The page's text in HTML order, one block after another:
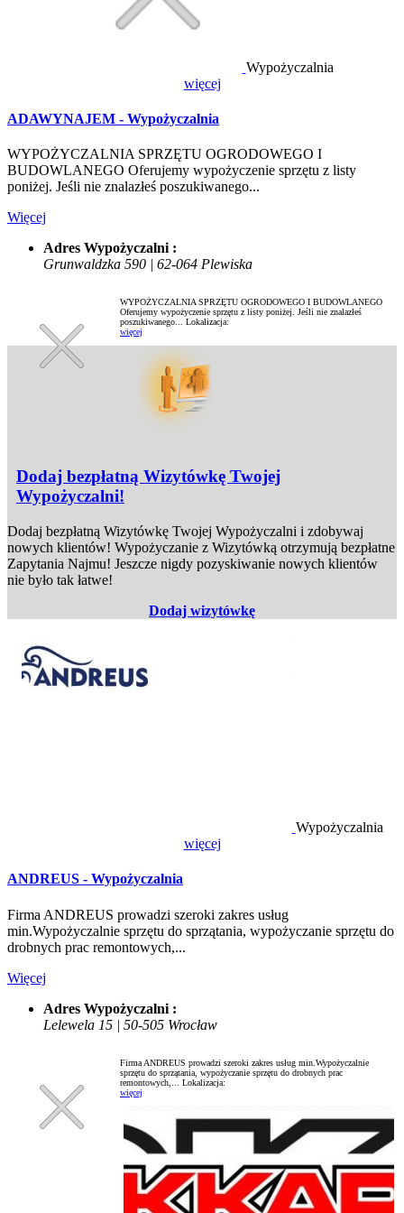
Wypożyczalnia
więcej
ADAWYNAJEM - Wypożyczalnia
WYPOŻYCZALNIA SPRZĘTU OGRODOWEGO I
BUDOWLANEGO Oferujemy wypożyczenie sprzętu z listy
poniżej. Jeśli nie znalazłeś poszukiwanego...
Więcej
Adres Wypożyczalni :
Grunwaldzka 590 | 62-064 Plewiska
WYPOŻYCZALNIA SPRZĘTU OGRODOWEGO I BUDOWLANEGO
Oferujemy wypożyczenie sprzętu z listy poniżej. Jeśli nie znalazłeś
poszukiwanego... Lokalizacja:
więcej
Dodaj bezpłatną Wizytówkę Twojej
Wypożyczalni!
Dodaj bezpłatną Wizytówkę Twojej Wypożyczalni i zdobywaj
nowych klientów! Wypożyczanie z Wizytówką otrzymują bezpłatne
Zapytania Najmu! Jeszcze nigdy pozyskiwanie nowych klientów
nie było tak łatwe!
Dodaj wizytówkę
Wypożyczalnia
więcej
ANDREUS - Wypożyczalnia
Firma ANDREUS prowadzi szeroki zakres usług
min.Wypożyczalnie sprzętu do sprzątania, wypożyczanie sprzętu do
drobnych prac remontowych,...
Więcej
Adres Wypożyczalni :
Lelewela 15 | 50-505 Wrocław
Firma ANDREUS prowadzi szeroki zakres usług min.Wypożyczalnie
sprzętu do sprzątania, wypożyczanie sprzętu do drobnych prac
remontowych,... Lokalizacja:
więcej